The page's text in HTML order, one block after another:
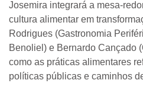
Josemira integrará a mesa-
cultura alimentar em
Rodrigues (Gastronomia
Benoliel) e Bernardo Cançado
como as práticas alimentares
políticas públicas e caminhos